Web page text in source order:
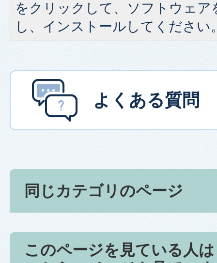
をクリックして、ソフトウェア
し、インストールしてください
よくある質問
同じカテゴリのページ
このページを見ている人は